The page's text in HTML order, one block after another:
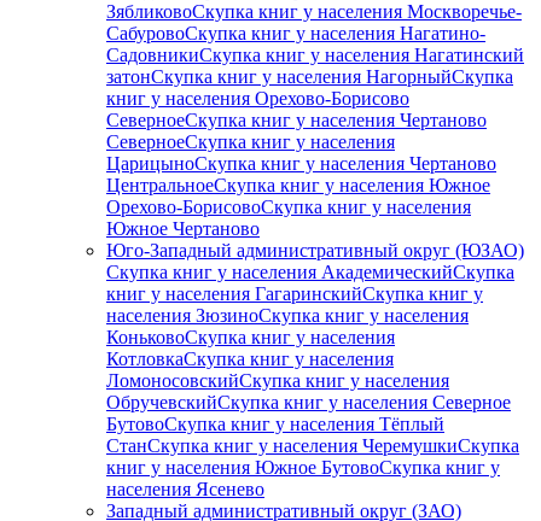
ЗябликовоСкупка книг у населения Москворечье-
СабуровоСкупка книг у населения Нагатино-
СадовникиСкупка книг у населения Нагатинский
затонСкупка книг у населения НагорныйСкупка
книг у населения Орехово-Борисово
СеверноеСкупка книг у населения Чертаново
СеверноеСкупка книг у населения
ЦарицыноСкупка книг у населения Чертаново
ЦентральноеСкупка книг у населения Южное
Орехово-БорисовоСкупка книг у населения
Южное Чертаново
Юго-Западный административный округ (ЮЗАО)
Скупка книг у населения АкадемическийСкупка
книг у населения ГагаринскийСкупка книг у
населения ЗюзиноСкупка книг у населения
КоньковоСкупка книг у населения
КотловкаСкупка книг у населения
ЛомоносовскийСкупка книг у населения
ОбручевскийСкупка книг у населения Северное
БутовоСкупка книг у населения Тёплый
СтанСкупка книг у населения ЧеремушкиСкупка
книг у населения Южное БутовоСкупка книг у
населения Ясенево
Западный административный округ (ЗАО)